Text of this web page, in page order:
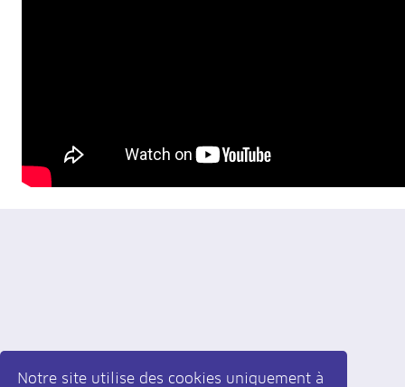
Notre site utilise des cookies uniquement à